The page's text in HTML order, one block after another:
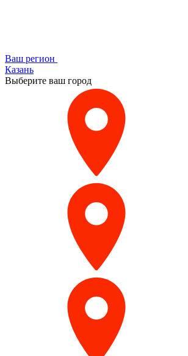
Ваш регион
Казань
Выберите ваш город